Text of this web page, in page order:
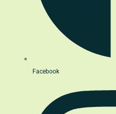
Facebook